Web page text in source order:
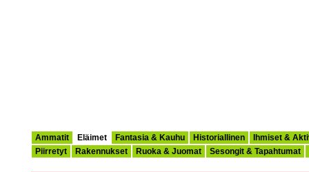
Ammatit Eläimet Fantasia & Kauhu Historiallinen
Ihmiset &
Piirretyt
Rakennukset Ruoka & Juomat Sesongit & Tapahtumat